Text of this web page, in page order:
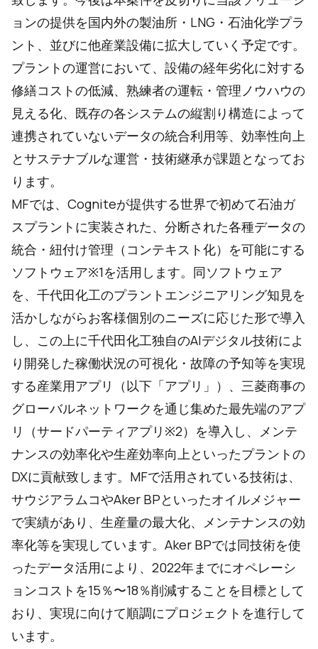
ョンの提供を国内外の製油所・LNG・石油化学プラ
ント、並びに他産業設備に拡大していく予定です。
プラントの運営において、設備の経年劣化に対する
修繕コストの低減、熟練者の運転・管理ノウハウの
見える化、既存の各システムの縦割り構造によって
連携されていないデータの統合利用等、効率性向上
とサステナブルな運営・技術継承が課題となってお
ります。
MFでは、Cogniteが提供する世界で初めて石油ガ
スプラントに実装された、分断された各種データの
統合・紐付け管理（コンテキスト化）を可能にする
ソフトウェア※1を活用します。同ソフトウェア
を、千代田化工のプラントエンジニアリング知見を
活かしながらお客様個別のニーズに応じた形で導入
し、この上に千代田化工独自のAIデジタル技術によ
り開発した稼働状況の可視化・故障の予知等を実現
する産業用アプリ（以下「アプリ」）、三菱商事の
グローバルネットワークを通じ集めた最先端のアプ
リ（サードパーティアプリ※2）を導入し、メンテ
ナンスの効率化や生産効率向上といったプラントの
DXに貢献致します。MFで活用されている技術は、
サウジアラムコやAker BPといったオイルメジャー
で実績があり、生産量の最大化、メンテナンスの効
率化等を実現しています。Aker BPでは同技術を使
ったデータ活用により、2022年までにオペレーシ
ョンコストを15％〜18％削減することを目標として
おり、実現に向けて順調にプロジェクトを進行して
います。